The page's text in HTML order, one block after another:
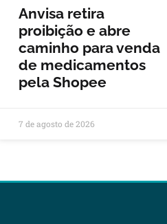
Anvisa retira
proibição e abre
caminho para venda
de medicamentos
pela Shopee
7 de agosto de 2026